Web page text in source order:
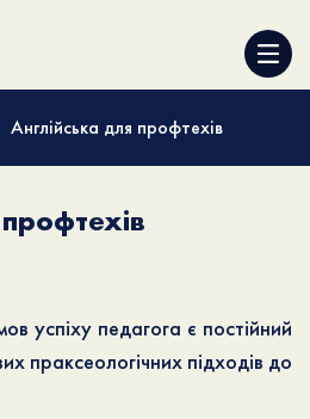
Англійська для профтехів
успіху педагога є постійний
праксеологічних підходів до